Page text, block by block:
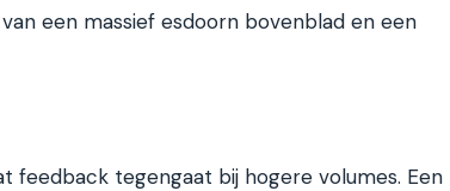
een massief esdoorn bovenblad en een
feedback tegengaat bij hogere volumes. Een